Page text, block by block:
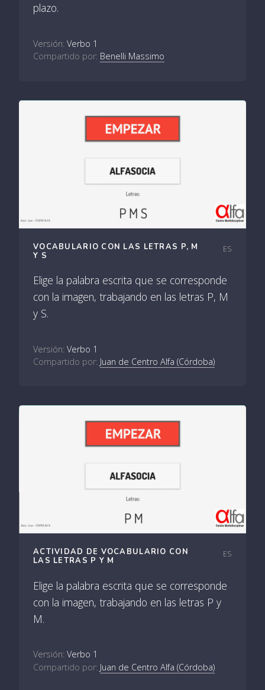
plazo.
Versión: Verbo 1
Compartido por: Benelli Massimo
VOCABULARIO CON LAS LETRAS P, M
Y S
ES
Elige la palabra escrita que se corresponde
con la imagen, trabajando en las letras P, M
y S.
Versión: Verbo 1
Compartido por: Juan de Centro Alfa (Córdoba)
ACTIVIDAD DE VOCABULARIO CON
LAS LETRAS P Y M
ES
Elige la palabra escrita que se corresponde
con la imagen, trabajando en las letras P y
M.
Versión: Verbo 1
Compartido por: Juan de Centro Alfa (Córdoba)